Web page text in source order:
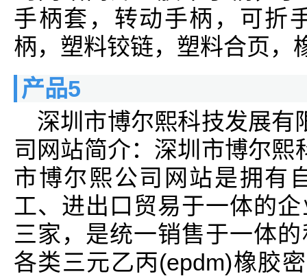
手柄套，转动手柄，可折
柄，塑料铰链，塑料合页，
产品5
深圳市博尔熙科技发展有
司网站简介：深圳市博尔
市博尔熙公司网站是拥有
工、进出口贸易于一体的
三家，是统一销售于一体
各类三元乙丙(epdm)橡胶